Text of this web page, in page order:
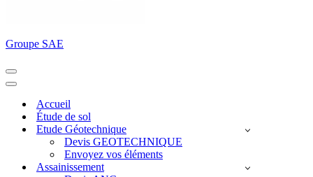
Groupe SAE
Menu
de
Menu
navigationAccueil
Étude de sol
Etude Géotechnique
Devis GEOTECHNIQUE
Envoyez vos éléments
Assainissement